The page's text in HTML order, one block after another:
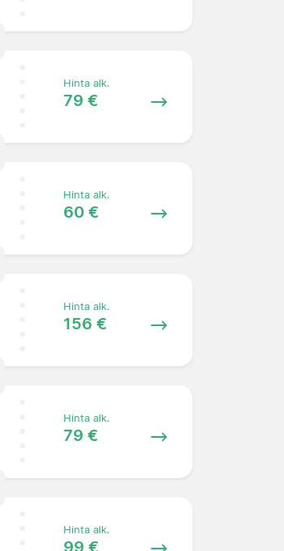
Hinta alk.
79 €
Hinta alk.
60 €
Hinta alk.
156 €
Hinta alk.
79 €
Hinta alk.
99 €